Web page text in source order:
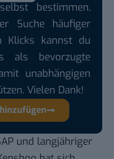
bestimmen,
Suche häufiger
Klicks kannst du
als bevorzugte
unabhängigen
Vielen Dank!
und langjähriger